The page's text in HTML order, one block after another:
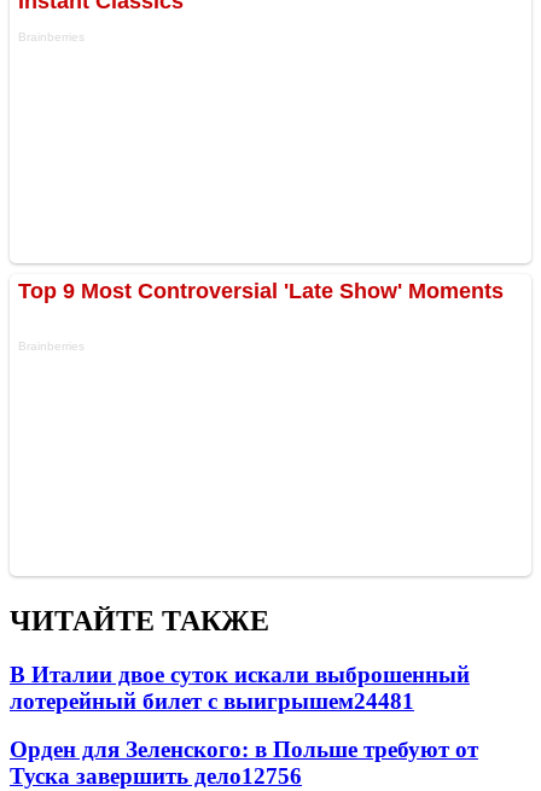
ЧИТАЙТЕ ТАКЖЕ
В Италии двое суток искали выброшенный
лотерейный билет с выигрышем24481
Орден для Зеленского: в Польше требуют от
Туска завершить дело12756